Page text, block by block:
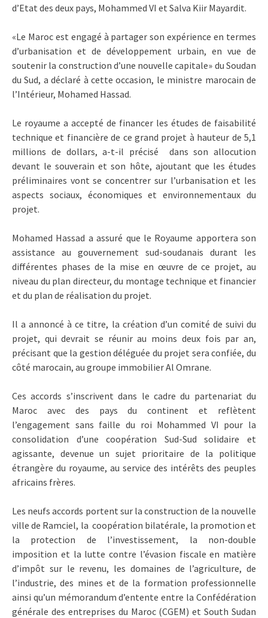
d’Etat des deux pays, Mohammed VI et Salva Kiir Mayardit.
«Le Maroc est engagé à partager son expérience en termes
d’urbanisation et de développement urbain, en vue de
soutenir la construction d’une nouvelle capitale» du Soudan
du Sud, a déclaré à cette occasion, le ministre marocain de
l’Intérieur, Mohamed Hassad.
Le royaume a accepté de financer les études de faisabilité
technique et financière de ce grand projet à hauteur de 5,1
millions de dollars, a-t-il précisé dans son allocution
devant le souverain et son hôte, ajoutant que les études
préliminaires vont se concentrer sur l’urbanisation et les
aspects sociaux, économiques et environnementaux du
projet.
Mohamed Hassad a assuré que le Royaume apportera son
assistance au gouvernement sud-soudanais durant les
différentes phases de la mise en œuvre de ce projet, au
niveau du plan directeur, du montage technique et financier
et du plan de réalisation du projet.
Il a annoncé à ce titre, la création d’un comité de suivi du
projet, qui devrait se réunir au moins deux fois par an,
précisant que la gestion déléguée du projet sera confiée, du
côté marocain, au groupe immobilier Al Omrane.
Ces accords s’inscrivent dans le cadre du partenariat du
Maroc avec des pays du continent et reflètent
l’engagement sans faille du roi Mohammed VI pour la
consolidation d’une coopération Sud-Sud solidaire et
agissante, devenue un sujet prioritaire de la politique
étrangère du royaume, au service des intérêts des peuples
africains frères.
Les neufs accords portent sur la construction de la nouvelle
ville de Ramciel, la coopération bilatérale, la promotion et
la protection de l’investissement, la non-double
imposition et la lutte contre l’évasion fiscale en matière
d’impôt sur le revenu, les domaines de l’agriculture, de
l’industrie, des mines et de la formation professionnelle
ainsi qu’un mémorandum d’entente entre la Confédération
générale des entreprises du Maroc (CGEM) et South Sudan